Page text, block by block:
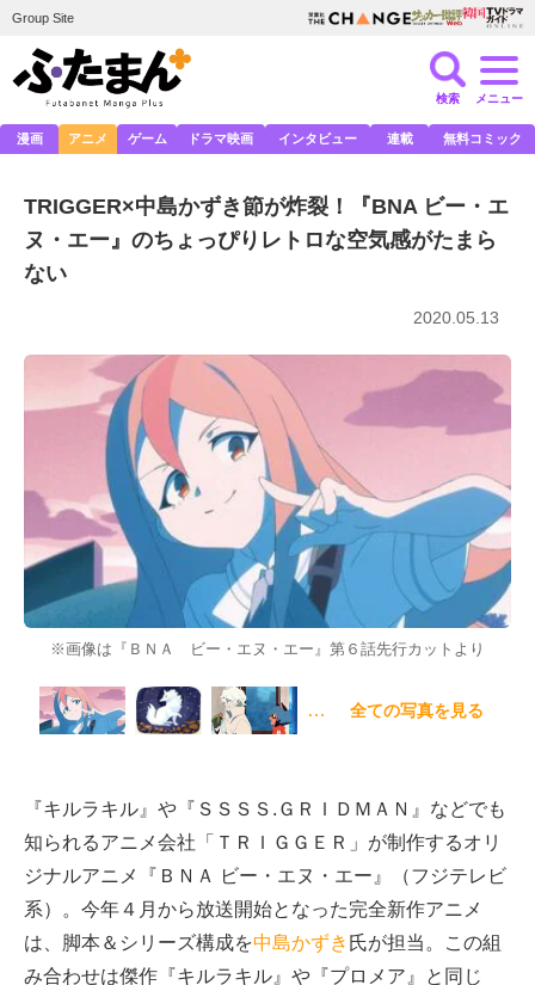
Group Site
検索 メニュー
漫画 アニメ ゲーム ドラマ映画 インタビュー 連載 無料コミック
TRIGGER×中島かずき節が炸裂！『BNA ビー・エ
ヌ・エー』のちょっぴりレトロな空気感がたまら
ない
2020.05.13
※画像は『ＢＮＡ ビー・エヌ・エー』第６話先行カットより
… 全ての写真を見る
『キルラキル』や『ＳＳＳＳ.ＧＲＩＤＭＡＮ』などでも
知られるアニメ会社「ＴＲＩＧＧＥＲ」が制作するオリ
ジナルアニメ『ＢＮＡ ビー・エヌ・エー』（フジテレビ
系）。今年４月から放送開始となった完全新作アニメ
は、脚本＆シリーズ構成を中島かずき 氏が担当。この組
み合わせは傑作『キルラキル』や『プロメア』と同じ